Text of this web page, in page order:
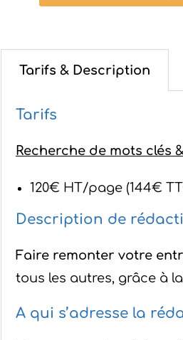
Tarifs & Description
Tarifs
Recherche de mots clés
120€ HT/page (144€
Description de
Faire remonter votre
tous les autres, grâce à la
A qui s’adresse la